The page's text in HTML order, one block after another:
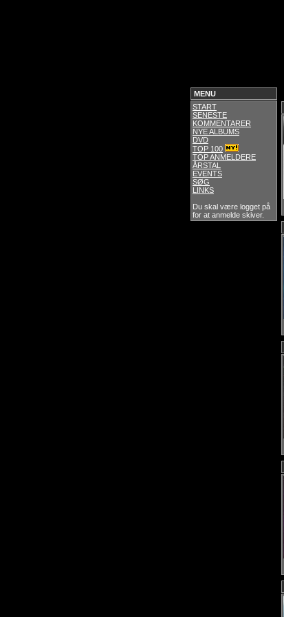
MENU
START
SENESTE
KOMMENTARER
NYE ALBUMS
DVD
TOP 100
TOP ANMELDERE
ÅRSTAL
EVENTS
SØG
LINKS
Du skal være logget på
for at anmelde skiver.